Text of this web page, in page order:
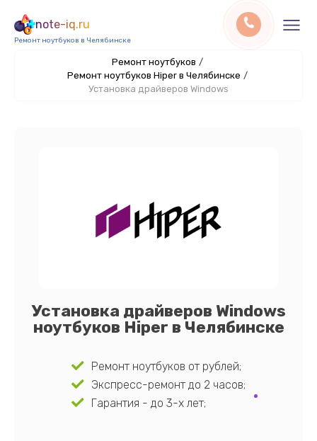
note-iq.ru
Ремонт ноутбуков в Челябинске
Ремонт ноутбуков /
Ремонт ноутбуков Hiper в Челябинске /
Установка драйверов Windows
Установка драйверов Windows
ноутбуков Hiper в Челябинске
Ремонт ноутбуков от рублей;
Экспресс-ремонт до 2 часов;
Гарантия - до 3-х лет;